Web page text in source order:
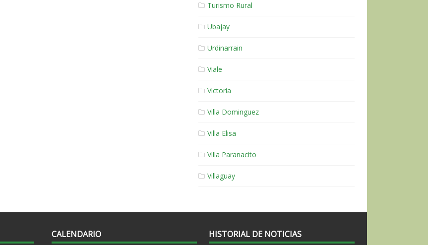
Turismo Rural
Ubajay
Urdinarrain
Viale
Victoria
Villa Dominguez
Villa Elisa
Villa Paranacito
Villaguay
CALENDARIO HISTORIAL DE NOTICIAS